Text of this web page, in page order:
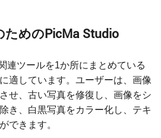
ためのPicMa Studio
連ツールを1か所にまとめている
適しています。ユーザーは、画像
せ、古い写真を修復し、画像をシ
き、白黒写真をカラー化し、テキ
できます。